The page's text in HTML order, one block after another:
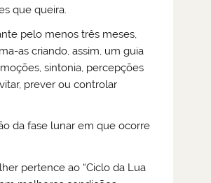
que queira.
pelo menos três meses,
as criando, assim, um guia
sintonia, percepções
prever ou controlar
da fase lunar em que ocorre
pertence ao “Ciclo da Lua